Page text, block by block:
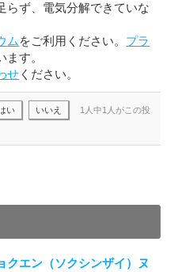
らず、電気分解できていな
ム をご利用ください。 プラ
す。
せ ください。
い いいえ
1人中1人がこの投
クエン（ソクシンザイ）ヌ